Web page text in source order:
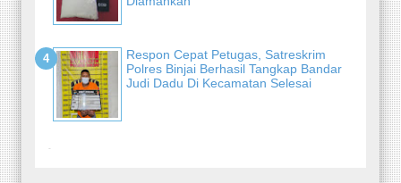
Respon Cepat Petugas, Satreskrim
Polres Binjai Berhasil Tangkap Bandar
Judi Dadu Di Kecamatan Selesai
-